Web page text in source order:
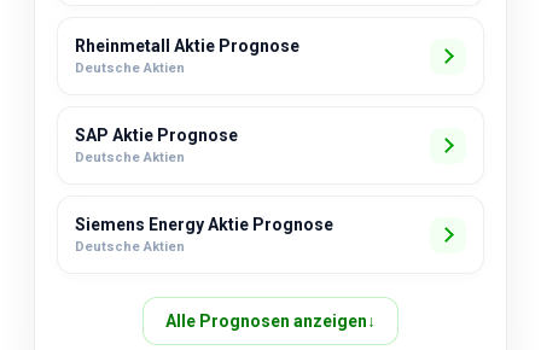
Rheinmetall Aktie Prognose
Deutsche Aktien
SAP Aktie Prognose
Deutsche Aktien
Siemens Energy Aktie Prognose
Deutsche Aktien
Alle Prognosen anzeigen↓